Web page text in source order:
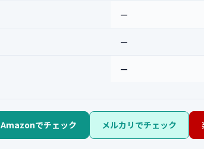
—
—
—
Amazonでチェック メルカリでチェック